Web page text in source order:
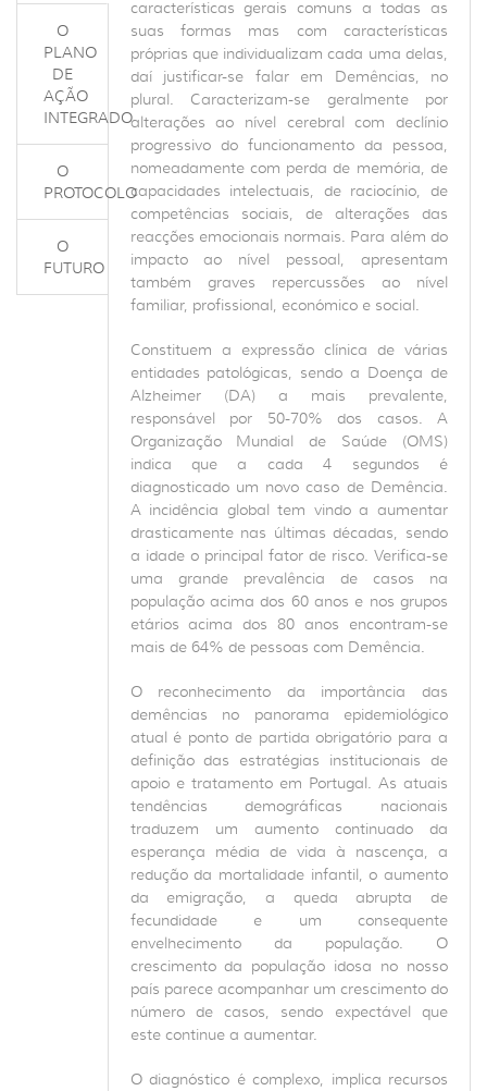
O
PLANO
DE
AÇÃO
INTEGRADO
O
PROTOCOLO
O
FUTURO
características gerais comuns a todas as
suas formas mas com características
próprias que individualizam cada uma delas,
daí justificar-se falar em Demências, no
plural. Caracterizam-se geralmente por
alterações ao nível cerebral com declínio
progressivo do funcionamento da pessoa,
nomeadamente com perda de memória, de
capacidades intelectuais, de raciocínio, de
competências sociais, de alterações das
reacções emocionais normais. Para além do
impacto ao nível pessoal, apresentam
também graves repercussões ao nível
familiar, profissional, económico e social.
Constituem a expressão clínica de várias
entidades patológicas, sendo a Doença de
Alzheimer (DA) a mais prevalente,
responsável por 50-70% dos casos. A
Organização Mundial de Saúde (OMS)
indica que a cada 4 segundos é
diagnosticado um novo caso de Demência.
A incidência global tem vindo a aumentar
drasticamente nas últimas décadas, sendo
a idade o principal fator de risco. Verifica-se
uma grande prevalência de casos na
população acima dos 60 anos e nos grupos
etários acima dos 80 anos encontram-se
mais de 64% de pessoas com Demência.
O reconhecimento da importância das
demências no panorama epidemiológico
atual é ponto de partida obrigatório para a
definição das estratégias institucionais de
apoio e tratamento em Portugal. As atuais
tendências demográficas nacionais
traduzem um aumento continuado da
esperança média de vida à nascença, a
redução da mortalidade infantil, o aumento
da emigração, a queda abrupta de
fecundidade e um consequente
envelhecimento da população. O
crescimento da população idosa no nosso
país parece acompanhar um crescimento do
número de casos, sendo expectável que
este continue a aumentar.
O diagnóstico é complexo, implica recursos